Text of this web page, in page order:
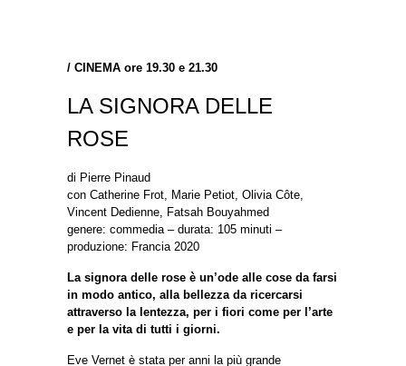
/ CINEMA ore 19.30 e 21.30
LA SIGNORA DELLE
ROSE
di Pierre Pinaud
con Catherine Frot, Marie Petiot, Olivia Côte,
Vincent Dedienne, Fatsah Bouyahmed
genere: commedia – durata: 105 minuti –
produzione: Francia 2020
La signora delle rose è un’ode alle cose da farsi
in modo antico, alla bellezza da ricercarsi
attraverso la lentezza, per i fiori come per l’arte
e per la vita di tutti i giorni.
Eve Vernet è stata per anni la più grande